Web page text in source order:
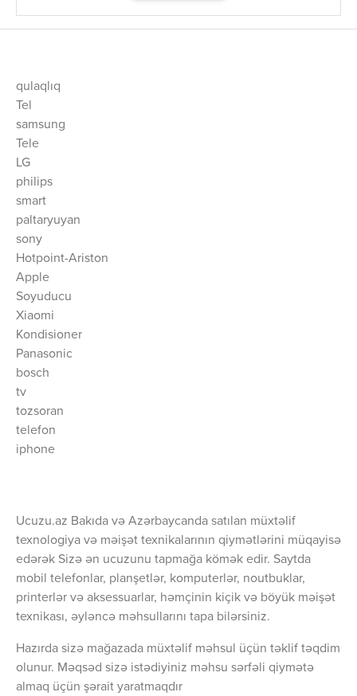
qulaqlıq
Tel
samsung
Tele
LG
philips
smart
paltaryuyan
sony
Hotpoint-Ariston
Apple
Soyuducu
Xiaomi
Kondisioner
Panasonic
bosch
tv
tozsoran
telefon
iphone
Ucuzu.az Bakıda və Azərbaycanda satılan müxtəlif
texnologiya və məişət texnikalarının qiymətlərini müqayisə
edərək Sizə ən ucuzunu tapmağa kömək edir. Saytda
mobil telefonlar, planşetlər, komputerlər, noutbuklar,
printerlər və aksessuarlar, həmçinin kiçik və böyük məişət
texnikası, əyləncə məhsullarını tapa bilərsiniz.
Hazırda sizə mağazada müxtəlif məhsul üçün təklif təqdim
olunur. Məqsəd sizə istədiyiniz məhsu sərfəli qiymətə
almaq üçün şərait yaratmaqdır